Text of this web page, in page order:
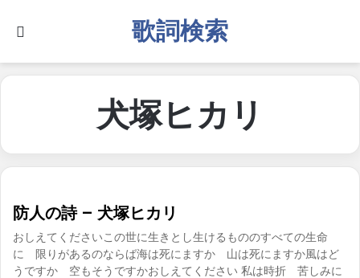
歌詞検索
犬塚ヒカリ
防人の詩 – 犬塚ヒカリ
おしえてくださいこの世に生きとし生けるもののすべての生命
に 限りがあるのならば海は死にますか 山は死にますか風はど
うですか 空もそうですかおしえてください 私は時折 苦しみに